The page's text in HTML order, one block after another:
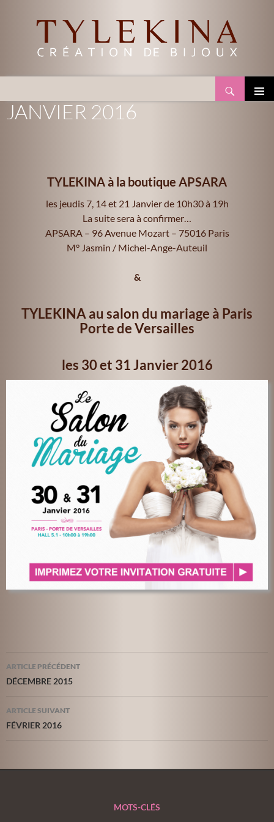
ALLER
AU
JANVIER 2016
TYLEKINA à la boutique APSARA
les jeudis 7, 14 et 21 Janvier de 10h30 à 19h
La suite sera à confirmer…
APSARA – 96 Avenue Mozart – 75016 Paris
M° Jasmin / Michel-Ange-Auteuil
&
TYLEKINA au salon du mariage à Paris
Porte de Versailles
les 30 et 31 Janvier 2016
Navigation
des
articles
ARTICLE PRÉCÉDENT
DÉCEMBRE 2015
ARTICLE SUIVANT
FÉVRIER 2016
MOTS-CLÉS